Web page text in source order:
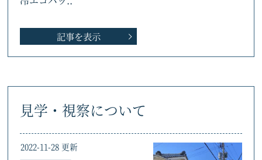
記事を表示
見学・視察について
2022-11-28 更新